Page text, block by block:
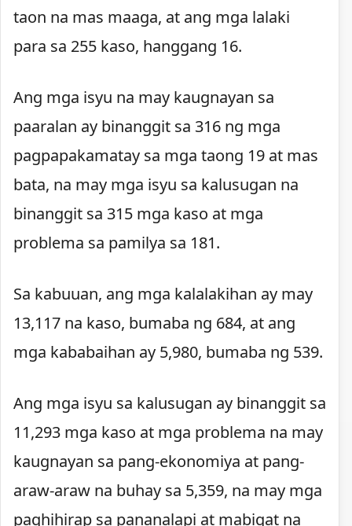
taon na mas maaga, at ang mga lalaki
para sa 255 kaso, hanggang 16.
Ang mga isyu na may kaugnayan sa
paaralan ay binanggit sa 316 ng mga
pagpapakamatay sa mga taong 19 at mas
bata, na may mga isyu sa kalusugan na
binanggit sa 315 mga kaso at mga
problema sa pamilya sa 181.
Sa kabuuan, ang mga kalalakihan ay may
13,117 na kaso, bumaba ng 684, at ang
mga kababaihan ay 5,980, bumaba ng 539.
Ang mga isyu sa kalusugan ay binanggit sa
11,293 mga kaso at mga problema na may
kaugnayan sa pang-ekonomiya at pang-
araw-araw na buhay sa 5,359, na may mga
paghihirap sa pananalapi at mabigat na